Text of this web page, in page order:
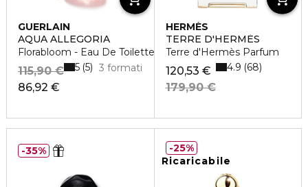
GUERLAIN
AQUA ALLEGORIA
Florabloom - Eau De Toilette
86,92 €
115,90 € 3 formati
5 5
HERMÈS
TERRE D'HERMÈS
Terre d'Hermès Parfum
120,53 €
179,90 €
4.9 68
35%
Ricaricabile
25%